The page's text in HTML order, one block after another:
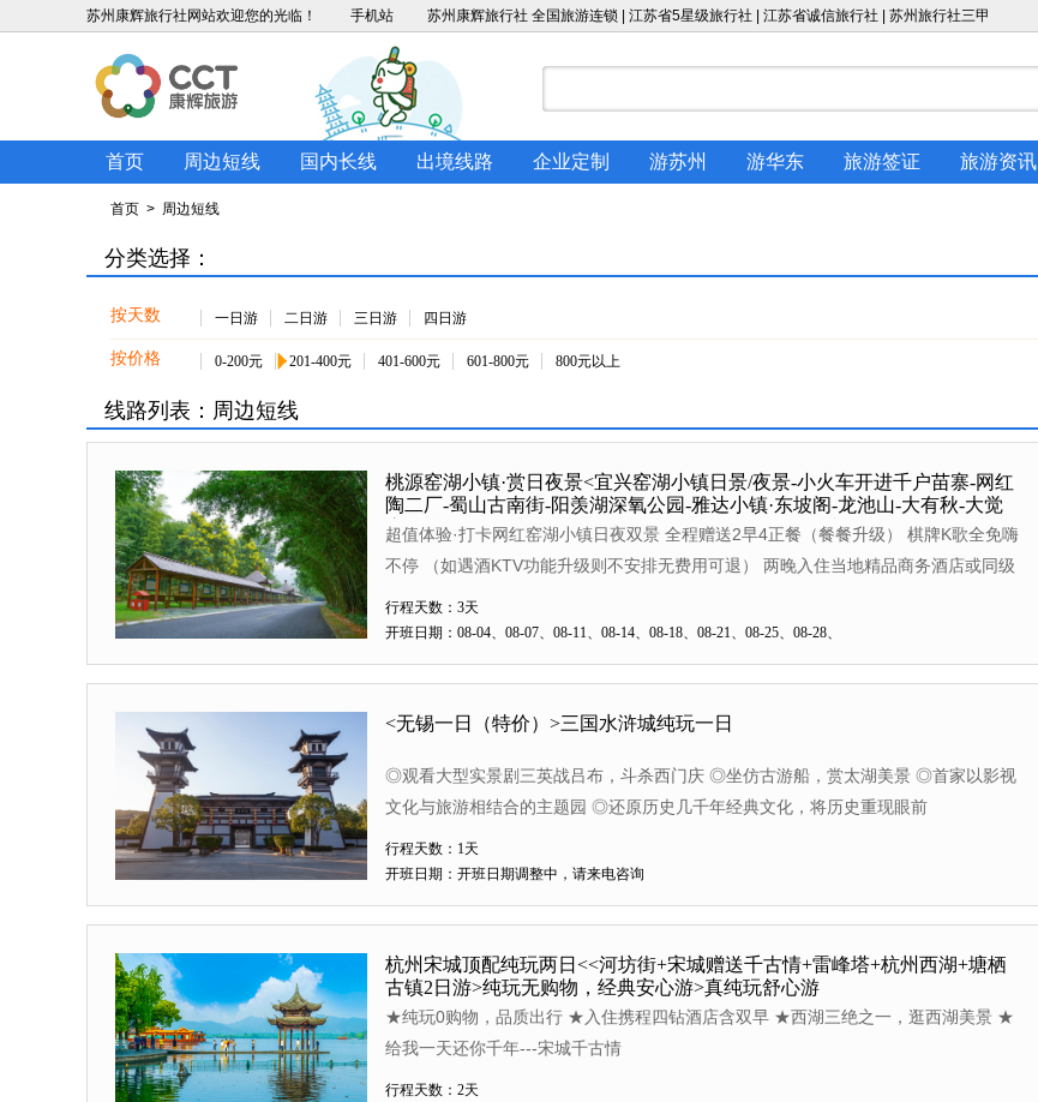
苏州康辉旅行社 网站欢迎您的光临！ 手机站 苏州康辉旅行社 全国旅游连锁 | 江苏省5星级旅行社 | 江苏省诚信旅行社 | 苏州旅行社三甲
首页 周边短线 国内长线 出境线路 企业定制 游苏州 游华东 旅游签证 旅游资讯
首页 > 周边短线
分类选择：
按天数 一日游 二日游 三日游 四日游
按价格 0-200元 201-400元 401-600元 601-800元 800元以上
线路列表：周边短线
桃源窑湖小镇·赏日夜景<宜兴窑湖小镇日景/夜景-小火车开进千户苗寨-网红
陶二厂-蜀山古南街-阳羡湖深氧公园-雅达小镇·东坡阁-龙池山-大有秋-大觉
寺-云湖风景区特色休闲纯玩3日游>纯玩0购物；全程赠送2早4正餐；免棋牌
超值体验·打卡网红窑湖小镇日夜双景 全程赠送2早4正餐（餐餐升级） 棋牌K歌全免嗨
不停 （如遇酒KTV功能升级则不安排无费用可退） 两晚入住当地精品商务酒店或同级
（含早含空调）
行程天数：3天
开班日期：08-04、08-07、08-11、08-14、08-18、08-21、08-25、08-28、
<无锡一日（特价）>三国水浒城纯玩一日
◎观看大型实景剧三英战吕布，斗杀西门庆 ◎坐仿古游船，赏太湖美景 ◎首家以影视
文化与旅游相结合的主题园 ◎还原历史几千年经典文化，将历史重现眼前
行程天数：1天
开班日期：开班日期调整中，请来电咨询
杭州宋城顶配纯玩两日<<河坊街+宋城赠送千古情+雷峰塔+杭州西湖+塘栖
古镇2日游>纯玩无购物，经典安心游>真纯玩舒心游
★纯玩0购物，品质出行 ★入住携程四钻酒店含双早 ★西湖三绝之一，逛西湖美景 ★
给我一天还你千年---宋城千古情
行程天数：2天